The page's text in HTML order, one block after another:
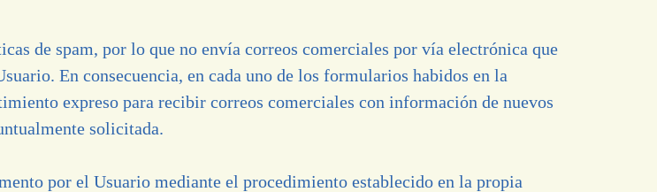
de spam, por lo que no envía correos comerciales por vía electrónica que
En consecuencia, en cada uno de los formularios habidos en la
expreso para recibir correos comerciales con información de nuevos
solicitada.
por el Usuario mediante el procedimiento establecido en la propia